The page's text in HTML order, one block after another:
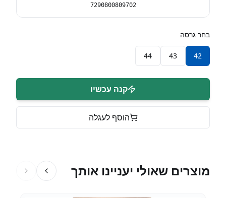
7290800809702
בחר גרסה
42
43
44
קנה עכשיו
הוסף לעגלה
מוצרים שאולי יעניינו אותך